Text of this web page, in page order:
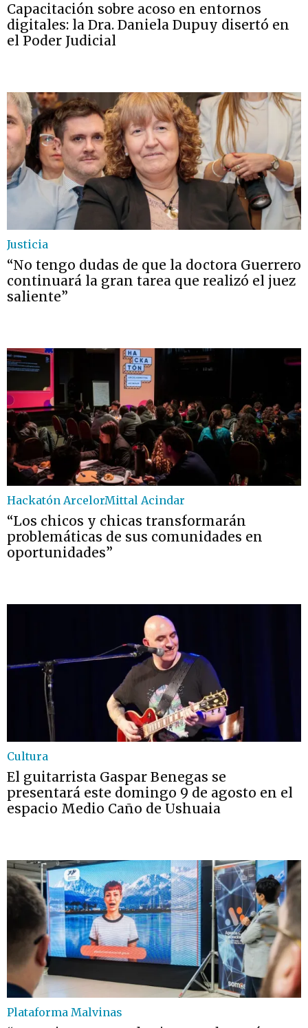
Capacitación sobre acoso en entornos
digitales: la Dra. Daniela Dupuy disertó en
el Poder Judicial
Justicia
“No tengo dudas de que la doctora Guerrero
continuará la gran tarea que realizó el juez
saliente”
Hackatón ArcelorMittal Acindar
“Los chicos y chicas transformarán
problemáticas de sus comunidades en
oportunidades”
Cultura
El guitarrista Gaspar Benegas se
presentará este domingo 9 de agosto en el
espacio Medio Caño de Ushuaia
Plataforma Malvinas